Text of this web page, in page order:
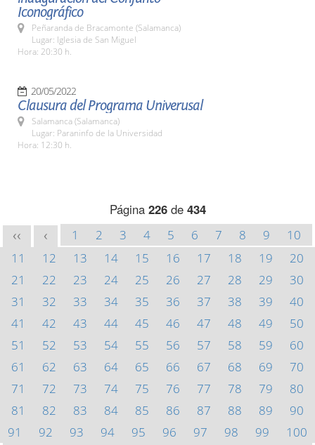
Iconográfico
Peñaranda de Bracamonte (Salamanca)
Lugar: Iglesia de San Miguel
Hora: 20:30 h.
20/05/2022
Clausura del Programa Univerusal
Salamanca (Salamanca)
Lugar: Paraninfo de la Universidad
Hora: 12:30 h.
Página 226de 434
<< < 1 2 3 4 5 6 7 8 9
10
11
12 13 14 15 16 17 18 19
20
21
22 23 24 25 26 27 28 29
30
31
32 33 34 35 36 37 38 39
40
41
42 43 44 45 46 47 48 49
50
51
52 53 54 55 56 57 58 59
60
61
62 63 64 65 66 67 68 69
70
71
72 73 74 75 76 77 78 79
80
81
82 83 84 85 86 87 88 89
90
91
92 93 94 95 96 97 98 99
100